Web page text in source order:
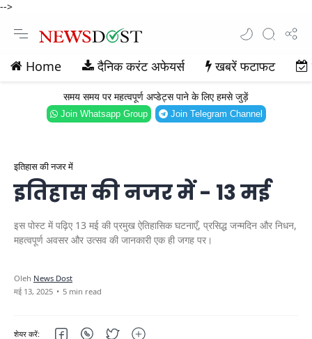
-->
Home दैनिक करंट अफेयर्स खबरें फटाफट
समय समय पर महत्वपूर्ण अप्डेट्स पाने के लिए हमसे जुड़ें
Join Whatsapp Group Join Telegram Channel
इतिहास की नजर में
इतिहास की नजर में - 13 मई
इस पोस्ट में पढ़िए 13 मई की प्रमुख ऐतिहासिक घटनाएँ, प्रसिद्ध जन्मदिन और निधन,
महत्वपूर्ण अवसर और उत्सव की जानकारी एक ही जगह पर।
5 min read